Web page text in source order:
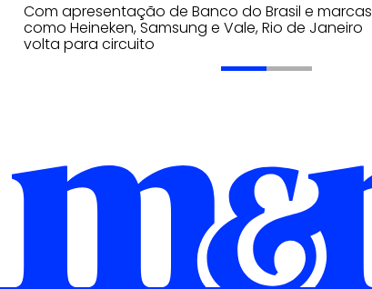
Com apresentação de Banco do Brasil e marcas
como Heineken, Samsung e Vale, Rio de Janeiro
volta para circuito